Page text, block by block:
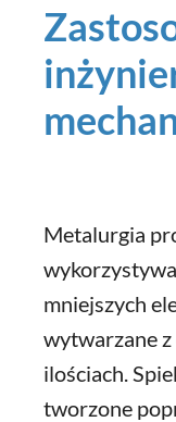
Metalurgia
mniejszych
wytwarzane z
ilościach.
tworzone